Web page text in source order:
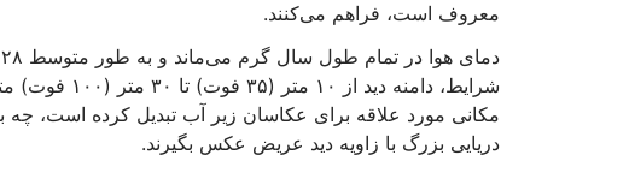
معروف است، فراهم می‌کنند.
شرایط،
مکانی مورد علاقه برای عکاسان زیر آب تبدیل کرده است، چه
دریایی بزرگ با زاویه دید عریض عکس بگیرند.